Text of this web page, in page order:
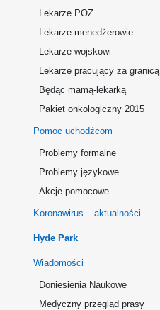
Lekarze POZ
Lekarze menedżerowie
Lekarze wojskowi
Lekarze pracujący za granicą
Będąc mamą-lekarką
Pakiet onkologiczny 2015
Pomoc uchodźcom
Problemy formalne
Problemy językowe
Akcje pomocowe
Koronawirus – aktualności
Hyde Park
Wiadomości
Doniesienia Naukowe
Medyczny przegląd prasy